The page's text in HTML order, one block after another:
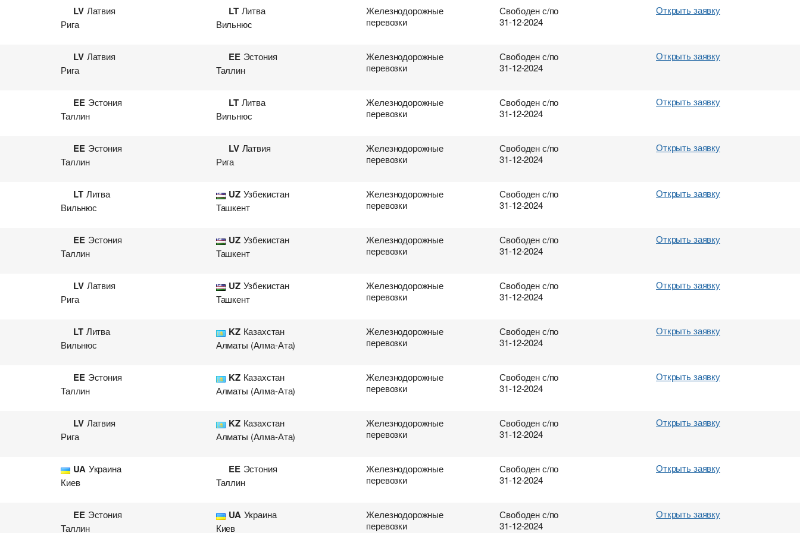
LV Латвия
Рига
LT Литва
Вильнюс
Железнодорожные
перевозки
Свободен с/по
31-12-2024
Открыть заявку
LV Латвия
Рига
EE Эстония
Таллин
Железнодорожные
перевозки
Свободен с/по
31-12-2024
Открыть заявку
EE Эстония
Таллин
LT Литва
Вильнюс
Железнодорожные
перевозки
Свободен с/по
31-12-2024
Открыть заявку
EE Эстония
Таллин
LV Латвия
Рига
Железнодорожные
перевозки
Свободен с/по
31-12-2024
Открыть заявку
LT Литва
Вильнюс
UZ Узбекистан
Ташкент
Железнодорожные
перевозки
Свободен с/по
31-12-2024
Открыть заявку
EE Эстония
Таллин
UZ Узбекистан
Ташкент
Железнодорожные
перевозки
Свободен с/по
31-12-2024
Открыть заявку
LV Латвия
Рига
UZ Узбекистан
Ташкент
Железнодорожные
перевозки
Свободен с/по
31-12-2024
Открыть заявку
LT Литва
Вильнюс
KZ Казахстан
Алматы (Алма-Ата)
Железнодорожные
перевозки
Свободен с/по
31-12-2024
Открыть заявку
EE Эстония
Таллин
KZ Казахстан
Алматы (Алма-Ата)
Железнодорожные
перевозки
Свободен с/по
31-12-2024
Открыть заявку
LV Латвия
Рига
KZ Казахстан
Алматы (Алма-Ата)
Железнодорожные
перевозки
Свободен с/по
31-12-2024
Открыть заявку
UA Украина
Киев
EE Эстония
Таллин
Железнодорожные
перевозки
Свободен с/по
31-12-2024
Открыть заявку
EE Эстония
Таллин
UA Украина
Киев
Железнодорожные
перевозки
Свободен с/по
31-12-2024
Открыть заявку